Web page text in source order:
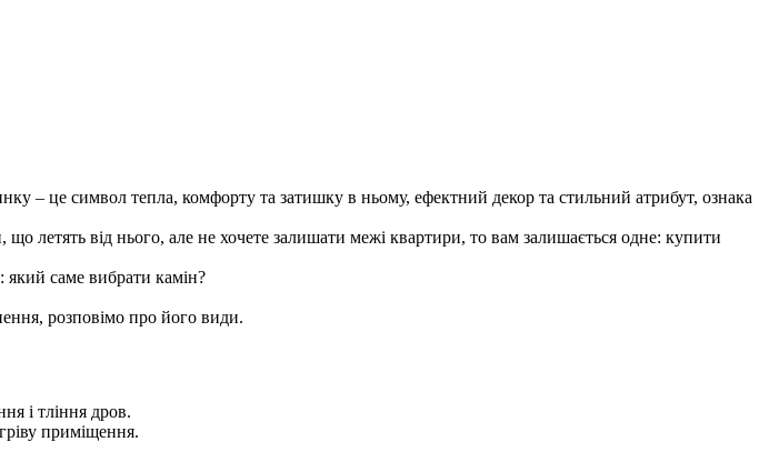
– це символ тепла, комфорту та затишку в ньому, ефектний декор та стильний атрибут, ознака
летять від нього, але не хочете залишати межі квартири, то вам залишається одне: купити
який саме вибрати камін?
розповімо про його види.
і тління дров.
приміщення.